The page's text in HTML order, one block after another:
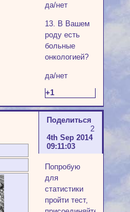
да/нет
13. В Вашем
роду есть
больные
онкологией?
да/нет
+1
Поделиться
2
4th Sep 2014
09:11:03
Попробую
для
статистики
пройти тест,